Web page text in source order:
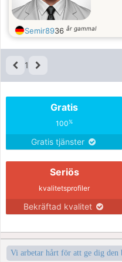
Semir8936 år gammal
1
Gratis
100%
Gratis tjänster
Seriös
kvalitetsprofiler
Bekräftad kvalitet
Vi arbetar hårt för att ge dig den